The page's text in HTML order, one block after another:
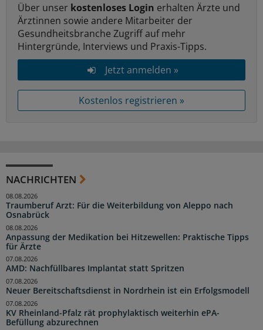
Über unser kostenloses Login erhalten Ärzte und
Ärztinnen sowie andere Mitarbeiter der
Gesundheitsbranche Zugriff auf mehr
Hintergründe, Interviews und Praxis-Tipps.
Jetzt anmelden »
Kostenlos registrieren »
NACHRICHTEN
Traumberuf Arzt: Für die Weiterbildung von Aleppo nach
Osnabrück
08.08.2026
Anpassung der Medikation bei Hitzewellen: Praktische Tipps
für Ärzte
08.08.2026
AMD: Nachfüllbares Implantat statt Spritzen
07.08.2026
Neuer Bereitschaftsdienst in Nordrhein ist ein Erfolgsmodell
07.08.2026
KV Rheinland-Pfalz rät prophylaktisch weiterhin ePA-
Befüllung abzurechnen
07.08.2026